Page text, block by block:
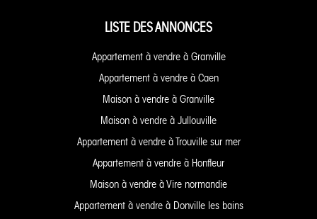
LISTE DES ANNONCES
Appartement à vendre à Granville
Appartement à vendre à Caen
Maison à vendre à Granville
Maison à vendre à Jullouville
Appartement à vendre à Trouville sur mer
Appartement à vendre à Honfleur
Maison à vendre à Vire normandie
Appartement à vendre à Donville les bains